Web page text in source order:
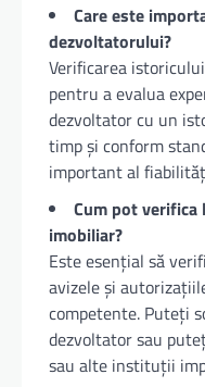
Care este
dezvoltatorului?
Verificarea
pentru a evalua
dezvoltator cu un
timp și conform
important al
Cum pot
imobiliar?
Este esențial să
avizele și
competente. Puteți
dezvoltator sau
sau alte instituții